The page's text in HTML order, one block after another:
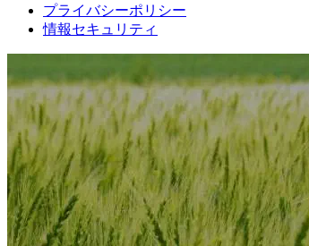
プライバシーポリシー
情報セキュリティ